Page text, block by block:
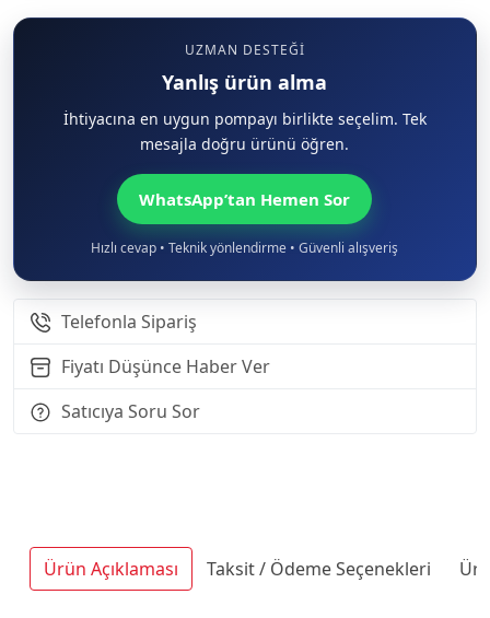
UZMAN DESTEĞI
Yanlış ürün alma
İhtiyacına en uygun pompayı birlikte seçelim. Tek
mesajla doğru ürünü öğren.
WhatsApp’tan Hemen Sor
Hızlı cevap • Teknik yönlendirme • Güvenli alışveriş
Telefonla Sipariş
Fiyatı Düşünce Haber Ver
Satıcıya Soru Sor
Ürün Açıklaması Taksit / Ödeme Seçenekleri